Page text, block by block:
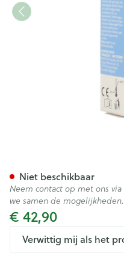
€ 42,90
Verwittig mij als het
Niet beschikbaar
Neem contact op met ons
we samen de mogelijkheden.